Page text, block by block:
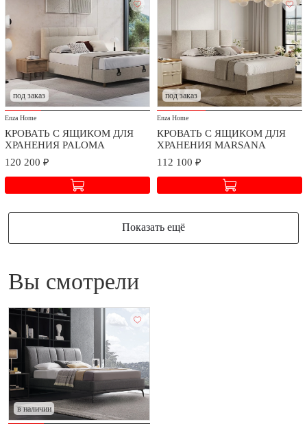
под заказ
Enza Home
КРОВАТЬ С ЯЩИКОМ ДЛЯ
ХРАНЕНИЯ PALOMA
120 200 ₽
под заказ
Enza Home
КРОВАТЬ С ЯЩИКОМ ДЛЯ
ХРАНЕНИЯ MARSANA
112 100 ₽
Показать ещё
Вы смотрели
в наличии